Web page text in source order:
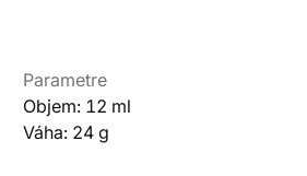
Parametre
Objem: 12 ml
Váha: 24 g